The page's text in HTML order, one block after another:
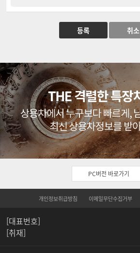
등록 취소
PC버전 바로가기
개인정보취급방침 이메일무단수집거부
[대표번호]
[취재]